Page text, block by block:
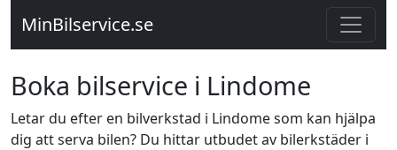
MinBilservice.se
Boka bilservice i Lindome
Letar du efter en bilverkstad i Lindome som kan hjälpa
dig att serva bilen? Du hittar utbudet av bilerkstäder i